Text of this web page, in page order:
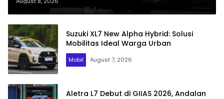
Suzuki XL7 New Alpha Hybrid: Solusi
Mobilitas Ideal Warga Urban
Mobil August 7, 2026
Aletra L7 Debut di GIIAS 2026, Andalan